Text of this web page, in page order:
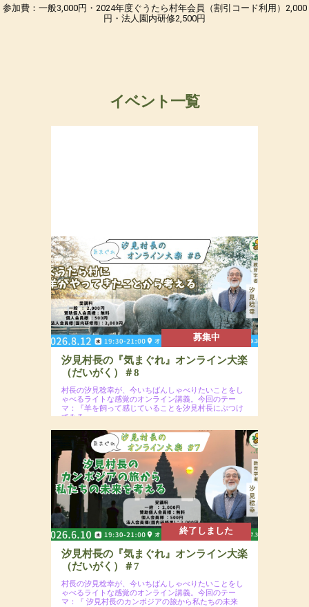
参加費：一般3,000円・2024年度ぐうたら村年会員（割引コード利用）2,000
円・法人園内研修2,500円
イベント一覧
募集中
汐見村長の『気まぐれ』オンライン大楽
（だいがく）＃8
村長の汐見稔幸が、今いちばんしゃべりたいことをし
ゃべるライトな感覚のオンライン講義。今回のテー
マ：『羊を飼って感じていることを汐見村長にぶつけ
てみる』
2026年8月12日（水）19:30〜21:00予定
場所：オンラインzoomウェビナー開催＋2026年
9月30日までアーカイブ配信あり
参加費：一般2,000円（※年会員割引コードの入力
で割引あり）
終了しました
汐見村長の『気まぐれ』オンライン大楽
（だいがく）＃7
村長の汐見稔幸が、今いちばんしゃべりたいことをし
ゃべるライトな感覚のオンライン講義。今回のテー
マ：『 汐見村長のカンボジアの旅から私たちの未来